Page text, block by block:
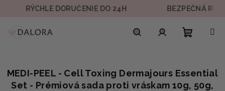
RÝCHLE DORUČENIE DO 24H BEZPEČNÁ PLATBA
košík
MEDI-PEEL - Cell Toxing Dermajours Essential
Set - Prémiová sada proti vráskam 10g, 50g,